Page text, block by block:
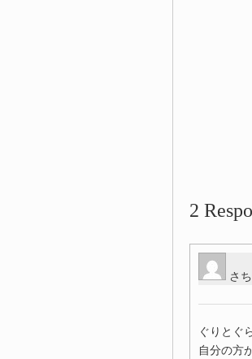
2
さち
ぐりとぐ
自分の方